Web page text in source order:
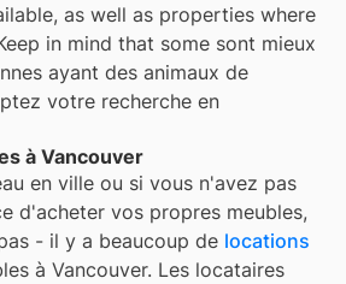
as well as properties where
in mind that some sont mieux
ayant des animaux de
votre recherche en
à Vancouver
en ville ou si vous n'avez pas
d'acheter vos propres meubles,
- il y a beaucoup de locations
à Vancouver. Les locataires